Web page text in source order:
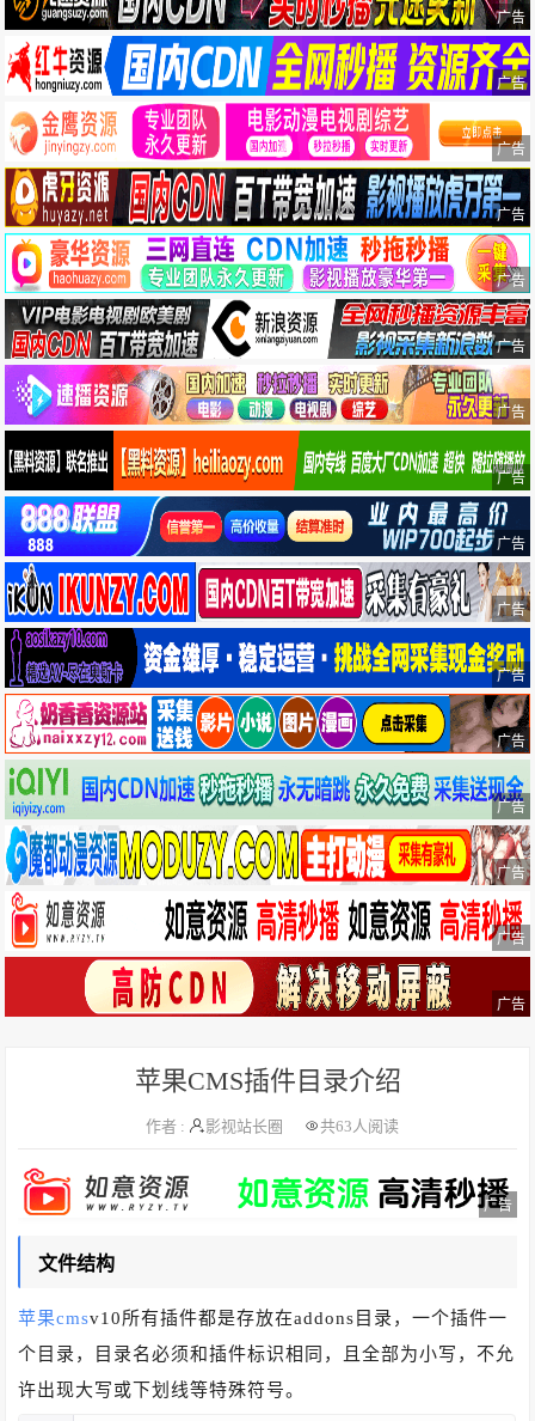
广告
广告
广告
广告
广告
广告
广告
广告
广告
广告
广告
广告
广告
广告
广告
广告
苹果CMS插件目录介绍
作者 : 影视站长圈 共63人阅读
广告
文件结构
苹果cmsv10所有插件都是存放在addons目录，一个插件一
个目录，目录名必须和插件标识相同，且全部为小写，不允
许出现大写或下划线等特殊符号。